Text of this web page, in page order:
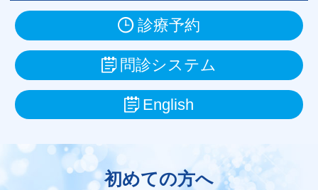
診療予約
問診システム
English
初めての方へ